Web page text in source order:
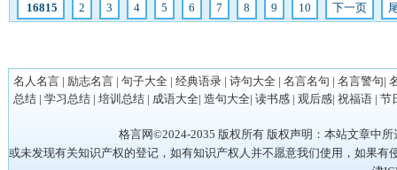
16815 2 3 4 5 6 7 8 9 10 下一页
名人名言| 励志名言| 句子大全| 经典语录| 诗句大全| 名言名句 | 名言警句|
总结| 学习总结| 培训总结| 成语大全| 造句大全| 读书感| 观后感| 祝福语| 节
格言网©2024-2035 版权所有 版权声明：本站文章中
或未发现有关知识产权的登记，如有知识产权人并不愿意我们使用，如果有